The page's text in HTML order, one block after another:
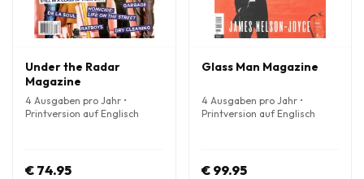
Under the Radar
Magazine
4 Ausgaben pro Jahr •
Printversion auf Englisch
€ 74.95
Glass Man Magazine
4 Ausgaben pro Jahr •
Printversion auf Englisch
€ 99.95